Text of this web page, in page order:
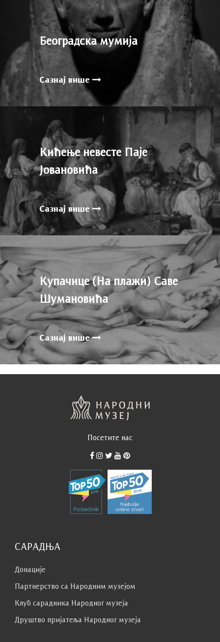
Београдска мумија
Сазнај више
Кићење невесте Паје
Јовановића
Сазнај више
Купачице (На плажи) Саве
Шумановића
Сазнај више
Посетите нас
САРАДЊА
Донације
Партнерство са Народним музејoм
Клуб сaрaдникa Народног музеја
Друштво пријатеља Народног музеја